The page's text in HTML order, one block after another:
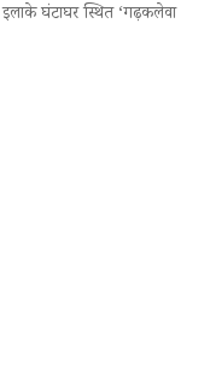
घंटाघर स्थित ‘गढ़कलेवा